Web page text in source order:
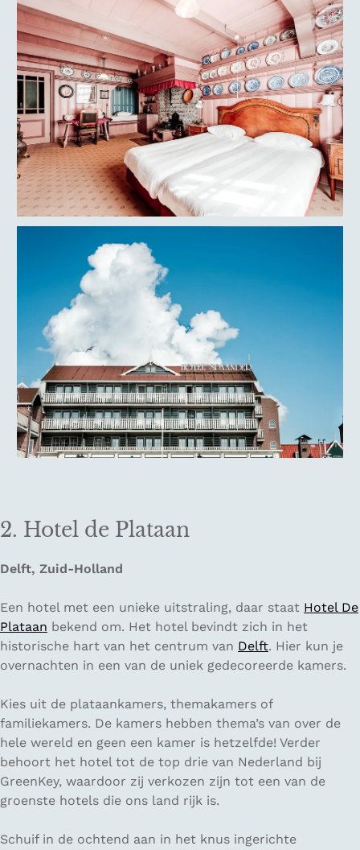
2. Hotel de Plataan
Delft, Zuid-Holland
Een hotel met een unieke uitstraling, daar staat Hotel De
Plataan bekend om. Het hotel bevindt zich in het
historische hart van het centrum van Delft. Hier kun je
overnachten in een van de uniek gedecoreerde kamers.
Kies uit de plataankamers, themakamers of
familiekamers. De kamers hebben thema’s van over de
hele wereld en geen een kamer is hetzelfde! Verder
behoort het hotel tot de top drie van Nederland bij
GreenKey, waardoor zij verkozen zijn tot een van de
groenste hotels die ons land rijk is.
Schuif in de ochtend aan in het knus ingerichte